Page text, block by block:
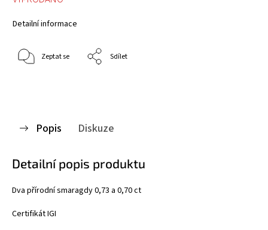
Detailní informace
Zeptat se Sdílet
Popis Diskuze
Detailní popis produktu
Dva přírodní smaragdy 0,73 a 0,70 ct
Certifikát IGI